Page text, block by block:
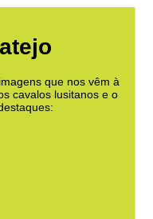
que nos vêm à
cavalos lusitanos e o